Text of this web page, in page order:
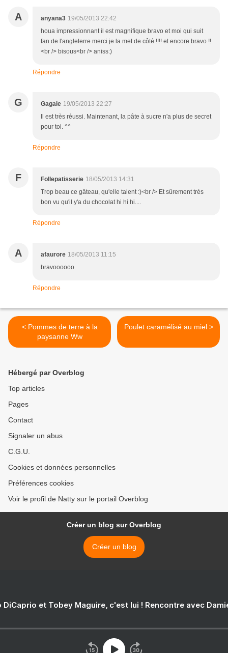
A anyana3 19/05/2013 22:42
houa impressionnant il est magnifique bravo et moi qui suit
fan de l'angleterre merci je la met de côté !!!! et encore bravo !!
<br /> bisous<br /> aniss:)
Répondre
G Gagaie 19/05/2013 22:27
Il est très réussi. Maintenant, la pâte à sucre n'a plus de secret
pour toi. ^^
Répondre
F Follepatisserie 18/05/2013 14:31
Trop beau ce gâteau, qu'elle talent :)<br /> Et sûrement très
bon vu qu'il y'a du chocolat hi hi hi....
Répondre
A afaurore 18/05/2013 11:15
bravoooooo
Répondre
< Pommes de terre à la
paysanne Ww
Poulet caramélisé au miel >
Hébergé par Overblog
Top articles
Pages
Contact
Signaler un abus
C.G.U.
Cookies et données personnelles
Préférences cookies
Voir le profil de Natty sur le portail Overblog
Créer un blog sur Overblog
Créer un blog
DiCaprio et Tobey Maguire, c'est lui ! Rencontre avec